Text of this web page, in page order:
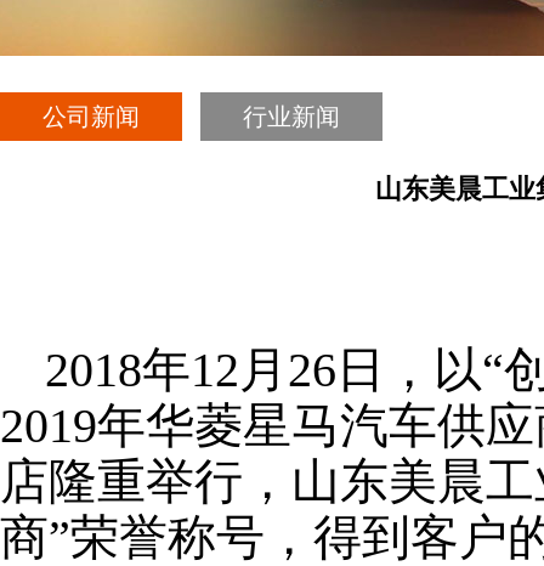
公司新闻 行业新闻
山东美晨工业
2018年12月26日，以“
2019年华菱星马汽车供
店隆重举行，山东美晨
商”荣誉称号，得到客户